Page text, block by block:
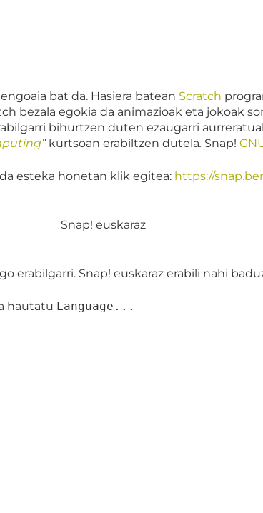
bat da. Hasiera batean Scratch
bezala egokia da animazioak eta jokoak
bihurtzen duten ezaugarri
”kurtsoan erabiltzen dutela. Snap!
esteka honetan klik egitea: https://
Snap! euskaraz
erabilgarri. Snap! euskaraz erabili nahi
hautatu Language...